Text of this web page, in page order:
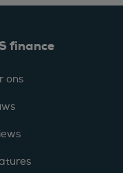
finance
ons